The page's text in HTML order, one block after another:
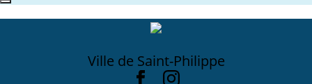
Ville de Saint-Philippe